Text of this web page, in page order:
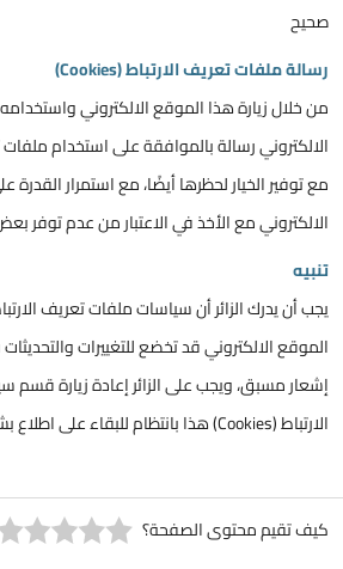
صحيح
رسالة ملفات تعريف الارتباط (Cookies)
من خلال زيارة هذا الموقع الالكتروني
مع توفير الخيار لحظرها أيضًا، مع استمرار
الالكتروني مع الأخذ في الاعتبار من عدم توفر
تنبيه
الموقع الالكتروني قد تخضع للتغييرات
إشعار مسبق، ويجب على الزائر إعادة زيارة
الارتباط (Cookies) هذا بانتظام للبقاء على اطلاع بشأن أي مستجدات.
كيف تقيم محتوى الصفحة؟